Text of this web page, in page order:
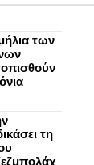
των
τη